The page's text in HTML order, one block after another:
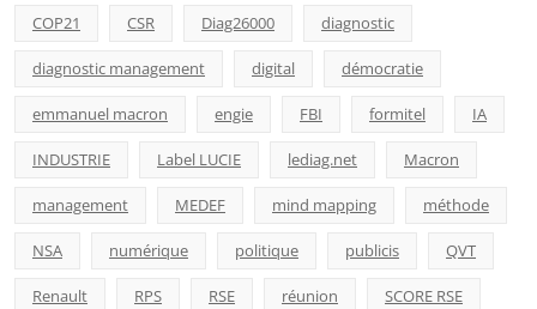
COP21 CSR Diag26000 diagnostic
diagnostic management digital démocratie
emmanuel macron engie FBI formitel IA
INDUSTRIE Label LUCIE lediag.net Macron
management MEDEF mind mapping méthode
NSA numérique politique publicis QVT
Renault RPS RSE réunion SCORE RSE